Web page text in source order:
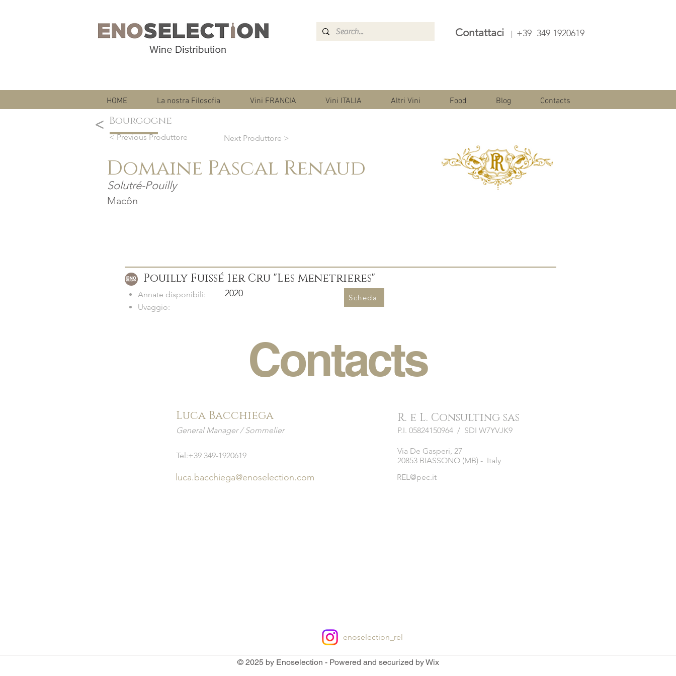
Contattaci | +39 349 1920619
< Bourgogne
< Previous Produttore Next Produttore >
Domaine Pascal Renaud
Solutré-Pouilly
Macôn
Pouilly Fuissé 1er Cru "Les Menetrieres"
2020
Annate disponibili:
Uvaggio:
Scheda
HOME La nostra Filosofia Vini FRANCIA Vini ITALIA Altri Vini Food Blog Contacts
Contacts
Luca Bacchiega
General Manager / Sommelier
Tel:+39 349-1920619
luca.bacchiega@enoselection.com
R. e L. Consulting sas
P.I. 05824150964 / SDI W7YVJK9
Via De Gasperi, 27
20853 BIASSONO (MB) - Italy
REL@pec.it
enoselection_rel
© 2025 by Enoselection - Powered and securized by Wix